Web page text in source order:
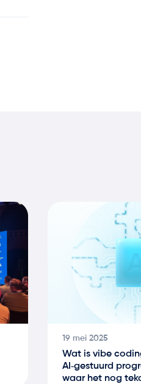
19 mei 2025
Wat is vibe
AI‑gestuurd
waar het nog